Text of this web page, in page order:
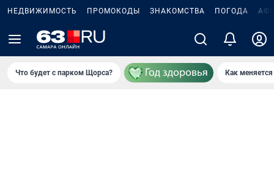
НЕДВИЖИМОСТЬ ПРОМОКОДЫ ЗНАКОМСТВА ПОГОДА
Что будет с парком Щорса? Как